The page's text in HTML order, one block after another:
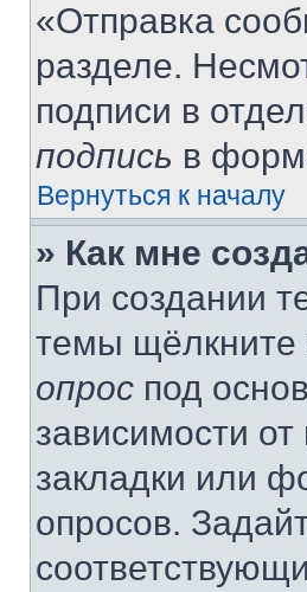
«Отправка
разделе.
подписи в
подпись в
Вернуться к началу
» Как мне
При создании
темы щёлкните
опрос под
зависимости
закладки или
опросов.